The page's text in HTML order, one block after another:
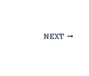
NEXT